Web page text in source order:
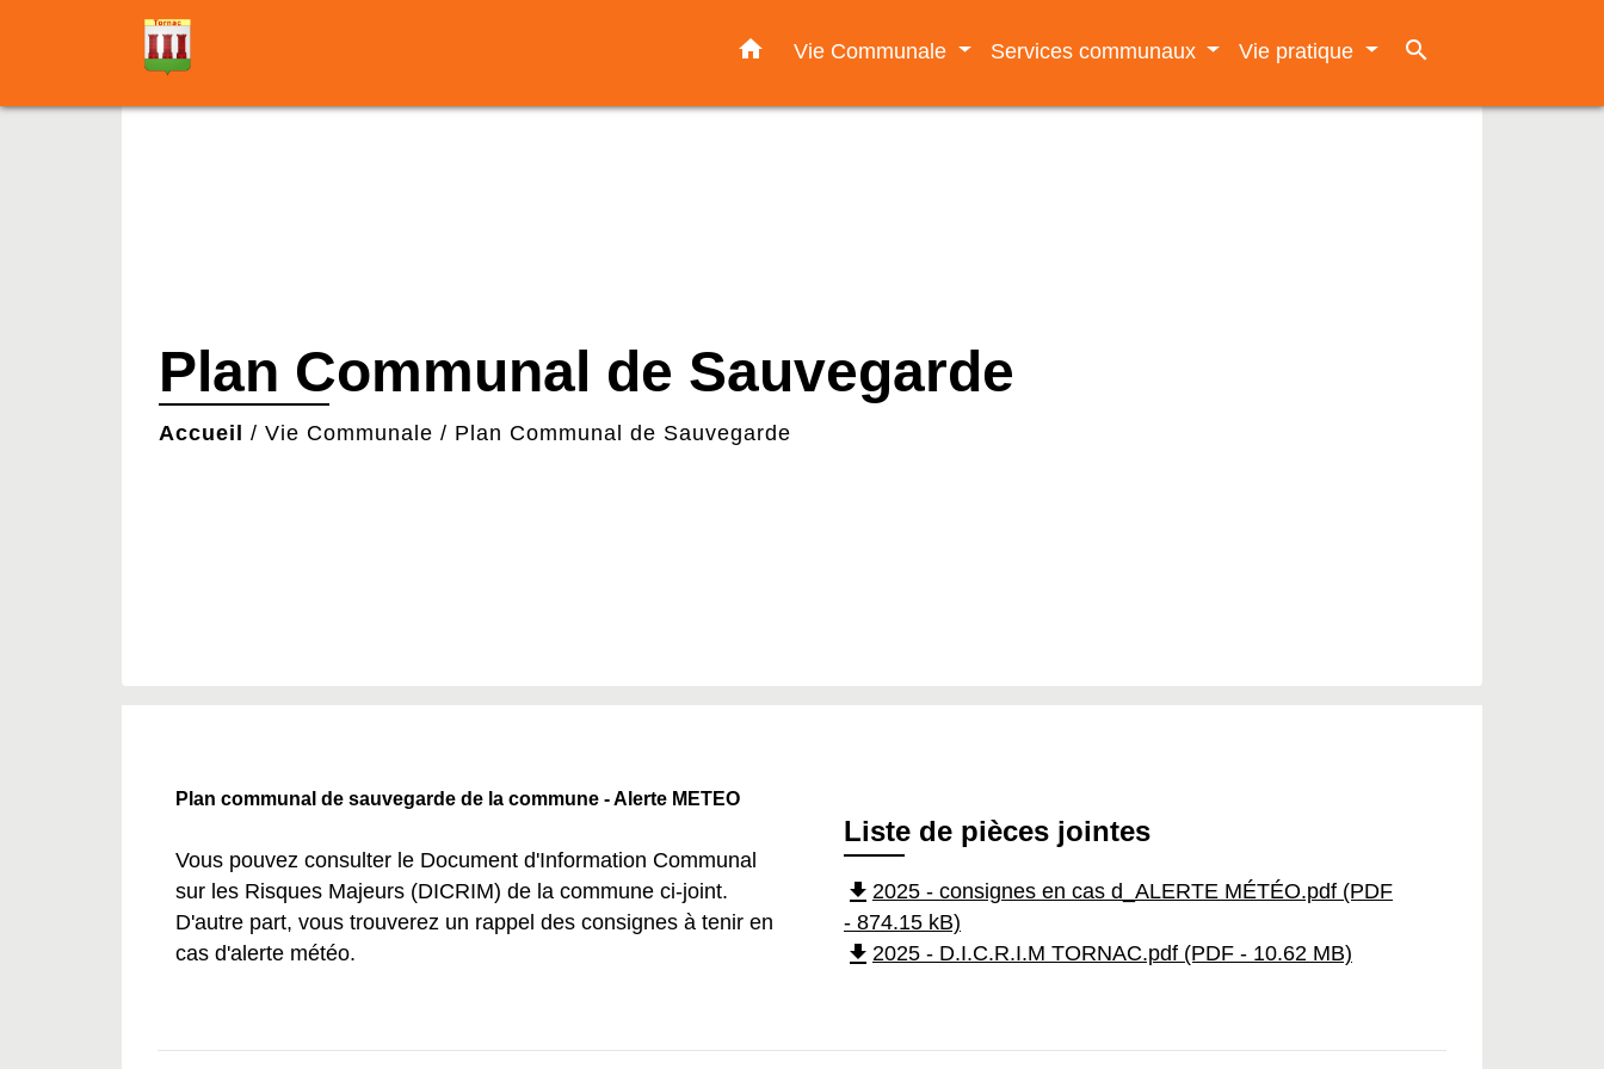
home Vie Communale Services communaux Vie pratique search
Plan Communal de Sauvegarde
Accueil / Vie Communale / Plan Communal de Sauvegarde
Plan communal de sauvegarde de la commune - Alerte METEO
Vous pouvez consulter le Document d'Information Communal
sur les Risques Majeurs (DICRIM) de la commune ci-joint.
D'autre part, vous trouverez un rappel des consignes à tenir en
cas d'alerte météo.
Liste de pièces jointes
file_download 2025 - consignes en cas d_ALERTE MÉTÉO.pdf (PDF
- 874.15 kB)
file_download 2025 - D.I.C.R.I.M TORNAC.pdf (PDF - 10.62 MB)